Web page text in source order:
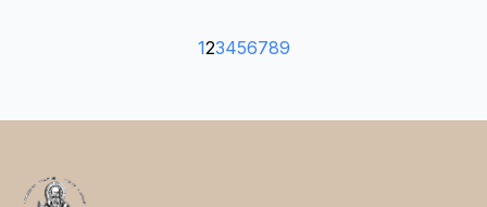
123456789